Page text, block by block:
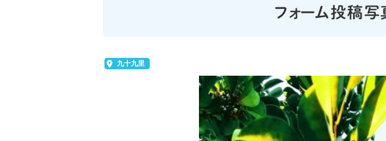
九十九里